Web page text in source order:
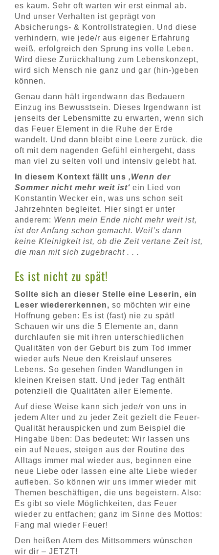
es kaum. Sehr oft warten wir erst einmal ab.
Und unser Verhalten ist geprägt von
Absicherungs- & Kontrollstrategien. Und diese
verhindern, wie jede/r aus eigener Erfahrung
weiß, erfolgreich den Sprung ins volle Leben.
Wird diese Zurückhaltung zum Lebenskonzept,
wird sich Mensch nie ganz und gar (hin-)geben
können.
Genau dann hält irgendwann das Bedauern
Einzug ins Bewusstsein. Dieses Irgendwann ist
jenseits der Lebensmitte zu erwarten, wenn sich
das Feuer Element in die Ruhe der Erde
wandelt. Und dann bleibt eine Leere zurück, die
oft mit dem nagenden Gefühl einhergeht, dass
man viel zu selten voll und intensiv gelebt hat.
In diesem Kontext fällt uns ‚Wenn der
Sommer nicht mehr weit ist‘ ein Lied von
Konstantin Wecker ein, was uns schon seit
Jahrzehnten begleitet. Hier singt er unter
anderem: Wenn mein Ende nicht mehr weit ist,
ist der Anfang schon gemacht. Weil’s dann
keine Kleinigkeit ist, ob die Zeit vertane Zeit ist,
die man mit sich zugebracht . . .
Es ist nicht zu spät!
Sollte sich an dieser Stelle eine Leserin, ein
Leser wiedererkennen, so möchten wir eine
Hoffnung geben: Es ist (fast) nie zu spät!
Schauen wir uns die 5 Elemente an, dann
durchlaufen sie mit ihren unterschiedlichen
Qualitäten von der Geburt bis zum Tod immer
wieder aufs Neue den Kreislauf unseres
Lebens. So gesehen finden Wandlungen in
kleinen Kreisen statt. Und jeder Tag enthält
potenziell die Qualitäten aller Elemente.
Auf diese Weise kann sich jede/r von uns in
jedem Alter und zu jeder Zeit gezielt die Feuer-
Qualität herauspicken und zum Beispiel die
Hingabe üben: Das bedeutet: Wir lassen uns
ein auf Neues, steigen aus der Routine des
Alltags immer mal wieder aus, beginnen eine
neue Liebe oder lassen eine alte Liebe wieder
aufleben. So können wir uns immer wieder mit
Themen beschäftigen, die uns begeistern. Also:
Es gibt so viele Möglichkeiten, das Feuer
wieder zu entfachen; ganz im Sinne des Mottos:
Fang mal wieder Feuer!
Den heißen Atem des Mittsommers wünschen
wir dir – JETZT!